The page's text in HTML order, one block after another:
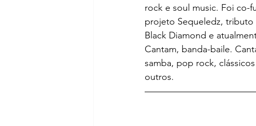
rock e soul music. Foi co-
projeto Sequeledz, tributo
Black Diamond e
Cantam, banda-baile.
samba, pop rock,
outros.